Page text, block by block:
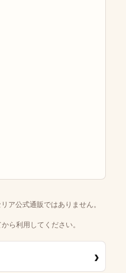
リア公式通販ではありません。
ら利用してください。
›